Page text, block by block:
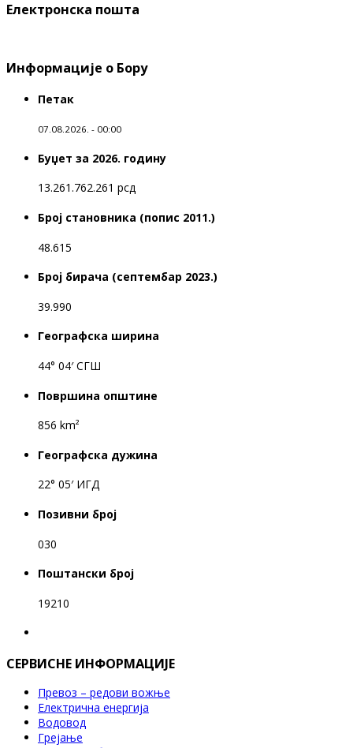
Електронска пошта
Информације о Бору
Петак
07.08.2026. - 00:00
Буџет за 2026. годину
13.261.762.261 рсд
Број становника (попис 2011.)
48.615
Број бирача (септембар 2023.)
39.990
Географска ширина
44° 04′ СГШ
Површина општине
856 km²
Географска дужина
22° 05′ ИГД
Позивни број
030
Поштански број
19210
СЕРВИСНЕ ИНФОРМАЦИЈЕ
Превоз – редови вожње
Електрична енергија
Водовод
Грејање